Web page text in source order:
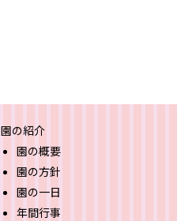
園の紹介
園の概要
園の方針
園の一日
年間行事